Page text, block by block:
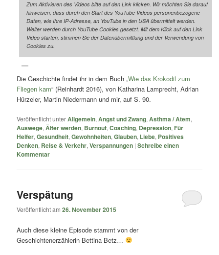
Zum Aktivieren des Videos bitte auf den Link klicken. Wir möchten Sie darauf
hinweisen, dass durch den Start des YouTube-Videos personenbezogene
Daten, wie Ihre IP-Adresse, an YouTube in den USA übermittelt werden.
Weiter werden durch YouTube Cookies gesetzt. Mit dem Klick auf den Link
Video starten, stimmen Sie der Datenübermittlung und der Verwendung von
Cookies zu.
Die Geschichte findet ihr in dem Buch „Wie das Krokodil zum
Fliegen kam“ (Reinhardt 2016), von Katharina Lamprecht, Adrian
Hürzeler, Martin Niedermann und mir, auf S. 90.
Veröffentlicht unterAllgemein,Angst und Zwang,Asthma / Atem,
Auswege,Älter werden, Burnout,Coaching, Depression, Für
Helfer,Gesundheit,Gewohnheiten,Glauben, Liebe, Positives
Denken, Reise & Verkehr,Verspannungen |Schreibe einen
Kommentar
Verspätung
Veröffentlicht am26. November 2015
Auch diese kleine Episode stammt von der
Geschichtenerzählerin Bettina Betz…